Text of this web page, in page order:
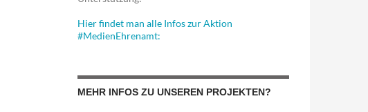
Hier findet man alle Infos zur Aktion
#MedienEhrenamt:
MEHR INFOS ZU UNSEREN PROJEKTEN?